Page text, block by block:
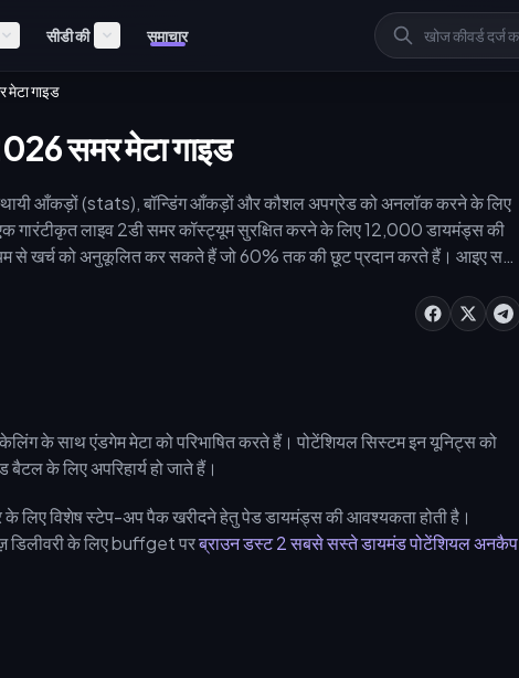
सीडी की समाचार
गाइड
समर मेटा गाइड
आँकड़ों (stats), बॉन्डिंग आँकड़ों और कौशल अपग्रेड को अनलॉक करने के लिए
लाइव 2डी समर कॉस्ट्यूम सुरक्षित करने के लिए 12,000 डायमंड्स की
से खर्च को अनुकूलित कर सकते हैं जो 60% तक की छूट प्रदान करते हैं। आइए समर
के साथ एंडगेम मेटा को परिभाषित करते हैं। पोटेंशियल सिस्टम इन यूनिट्स को
के लिए अपरिहार्य हो जाते हैं।
के लिए विशेष स्टेप-अप पैक खरीदने हेतु पेड डायमंड्स की आवश्यकता होती है।
डिलीवरी के लिए buffget परब्राउन डस्ट 2 सबसे सस्ते डायमंड पोटेंशियल अनकैप